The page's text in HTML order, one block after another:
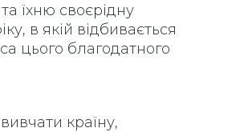
та їхню своєрідну
в якій відбивається
цього благодатного
країну,